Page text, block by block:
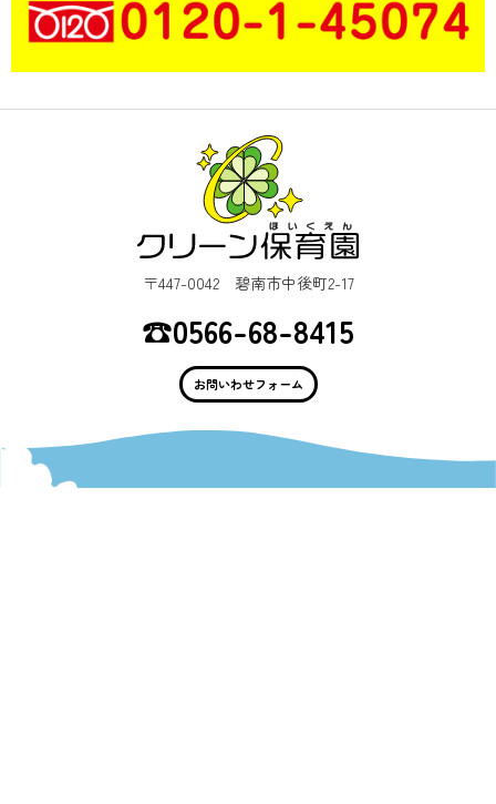
〒447-0042 碧南市中後町2-17
☎︎0566-68-8415
お問いわせフォーム